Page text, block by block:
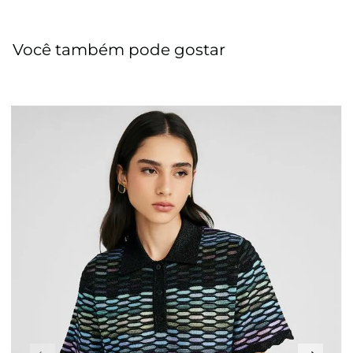
Você também pode gostar